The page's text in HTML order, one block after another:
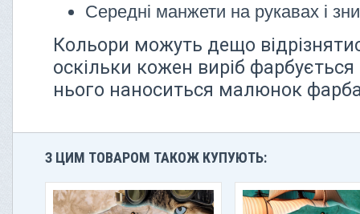
Середні манжети на рукавах і
Кольори можуть дещо
оскільки кожен виріб фарбується
нього наноситься малюнок
З ЦИМ ТОВАРОМ ТАКОЖ КУПУЮТЬ: